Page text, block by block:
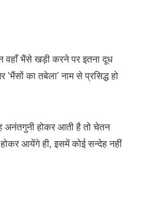
वहाँ भैंसे खड़ी करने पर इतना दूध
का तबेलाʹ नाम से प्रसिद्ध हो
होकर आती है तो चेतन
आयेंगे ही, इसमें कोई सन्देह नहीं